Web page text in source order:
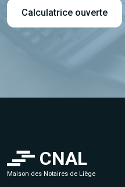
Calculatrice ouverte
CNAL
Maison des Notaires de Liège